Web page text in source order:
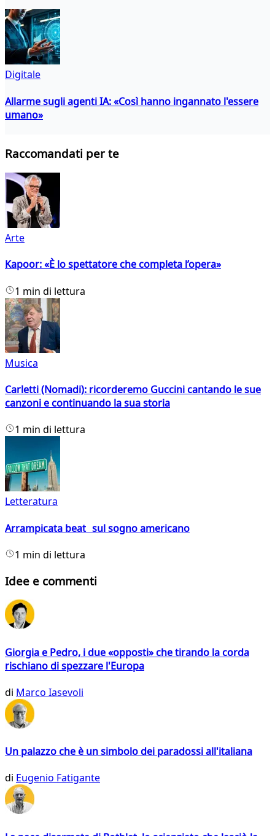
Digitale
Allarme sugli agenti IA: «Così hanno ingannato l'essere
umano»
Raccomandati per te
Arte
Kapoor: «È lo spettatore che completa l’opera»
1 min di lettura
Musica
Carletti (Nomadi): ricorderemo Guccini cantando le sue
canzoni e continuando la sua storia
1 min di lettura
Letteratura
Arrampicata beat sul sogno americano
1 min di lettura
Idee e commenti
Giorgia e Pedro, i due «opposti» che tirando la corda
rischiano di spezzare l'Europa
di Marco Iasevoli
Un palazzo che è un simbolo dei paradossi all'italiana
di Eugenio Fatigante